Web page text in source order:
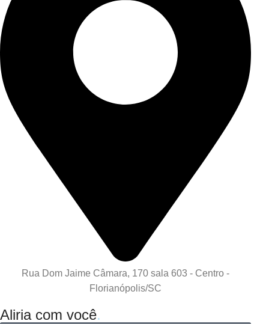
Rua Dom Jaime Câmara, 170 sala 603 - Centro -
Florianópolis/SC
Aliria com você.